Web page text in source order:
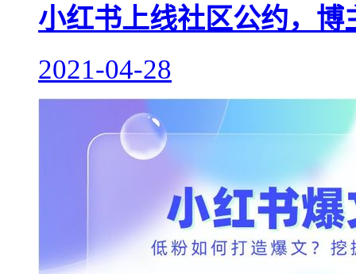
小红书上线社区公约，
2021-04-28